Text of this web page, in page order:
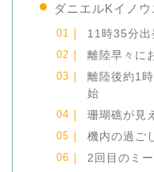
ダニエルKイノ
11時35分出
離陸早々に
離陸後約1
始
珊瑚礁が見
機内の過ご
2回目のミ